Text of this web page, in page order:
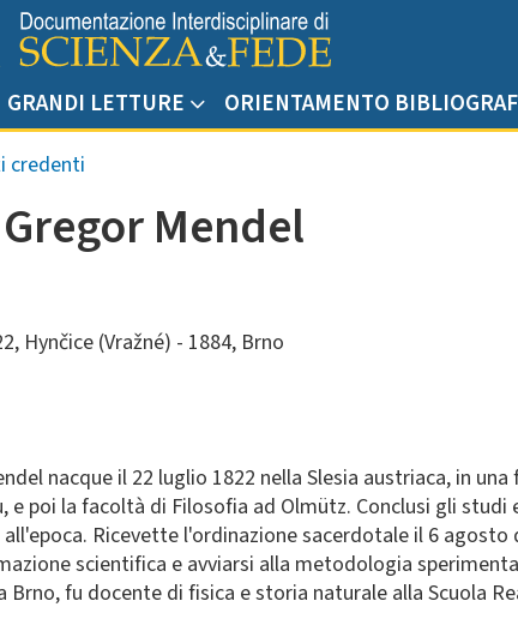
GRANDI LETTURE ORIENTAMENTO
credenti
Mendel
Hynčice (Vražné) 1884, Brno
nacque il 22 luglio 1822 nella Slesia austriaca, in
e poi la facoltà di Filosofia ad Olmütz. Conclusi gli
Ricevette l'ordinazione sacerdotale il 6 agosto
scientifica e avviarsi alla metodologia
fu docente di fisica e storia naturale alla Scuola